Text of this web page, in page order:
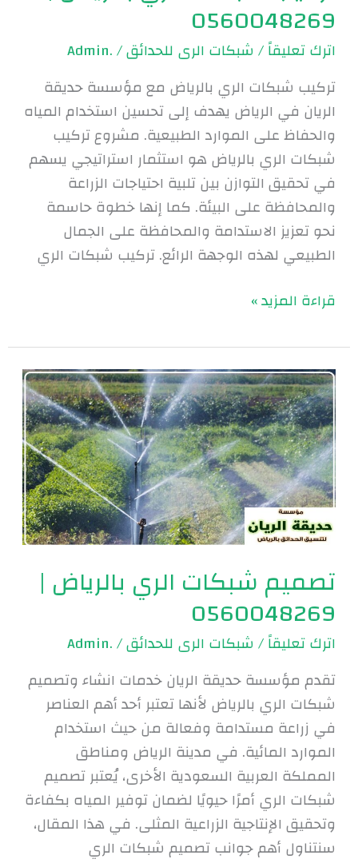
0560048269
اترك تعليقاً/شبكات الرى للحدائق/
.Admin
تركيب شبكات الري بالرياض مع مؤسسة حديقة
الريان في الرياض يهدف إلى تحسين استخدام المياه
والحفاظ على الموارد الطبيعية. مشروع تركيب
شبكات الري بالرياض هو استثمار استراتيجي يسهم
في تحقيق التوازن بين تلبية احتياجات الزراعة
والمحافظة على البيئة. كما إنها خطوة حاسمة
نحو تعزيز الاستدامة والمحافظة على الجمال
الطبيعي لهذه الوجهة الرائع. تركيب شبكات الري
قراءة المزيد »
تصميم شبكات الري بالرياض |
0560048269
اترك تعليقاً/شبكات الرى للحدائق/
.Admin
تقدم مؤسسة حديقة الريان خدمات انشاء وتصميم
شبكات الري بالرياض لأنها تعتبر أحد أهم العناصر
في زراعة مستدامة وفعالة من حيث استخدام
الموارد المائية. في مدينة الرياض ومناطق
المملكة العربية السعودية الأخرى، يُعتبر تصميم
شبكات الري أمرًا حيويًا لضمان توفير المياه بكفاءة
وتحقيق الإنتاجية الزراعية المثلى. في هذا المقال،
سنتناول أهم جوانب تصميم شبكات الري
تصميم
شبكات
الري
بالرياض
|
0560048269